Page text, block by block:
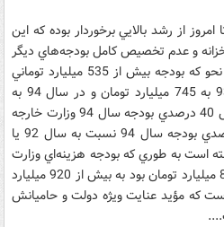
وزارت خارجه در سال 92 تا امروز از رشد بالايي برخوردار بوده كه اين
و عدم تخصيص كامل بودجه‌هاي ديگر
دستگاه‌ها قابل تأمل است. بدين نحو كه بودجه بيش از 535 ميليارد توماني
سال 92 وزارت خارجه در سال 93 به 745 ميليارد تومان و در سال 94 به
حدود 936 ميليارد تومان و افزايش 40 درصدي بودجه سال 94 وزارت خارجه
نسبت به سال 93 و رشد 95 درصدي بودجه سال 94 نسبت به سال 92 يا
95 ادامه داشته است به طوري كه بودجه هزينه‌اي وزارت
امور خارجه كه در لايحه دولت 870 ميليارد تومان بود به بيش از 920 ميليارد
كه مؤيد عنايت ويژه دولت و حاميانش